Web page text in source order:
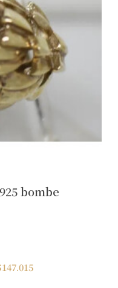
bombe
147.015